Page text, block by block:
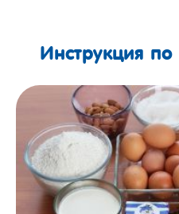
Инструкция